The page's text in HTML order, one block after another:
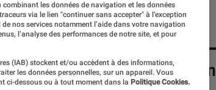
Les plus
les données de navigation et les données
via le lien "continuer sans accepter" à l’exception
nos services notamment l’aide dans votre navigation
l’analyse des performances de notre site, et pour
(IAB) stockent et/ou accèdent à des informations,
les données personnelles, sur un appareil. Vous
ci-dessous ou à tout moment dans la Politique Cookies.